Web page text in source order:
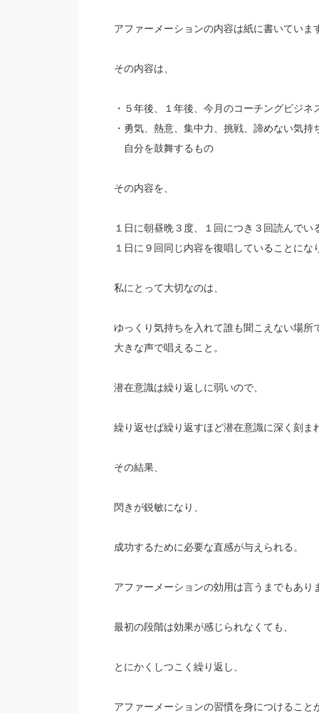
アファーメーションの内容は紙に書いていま
その内容は、
・５年後、１年後、今月のコーチングビジネ
・勇気、熱意、集中力、挑戦、諦めない気持
自分を鼓舞するもの
その内容を、
１日に朝昼晩３度、１回につき３回読んでい
１日に９回同じ内容を復唱していることにな
私にとって大切なのは、
ゆっくり気持ちを入れて誰も聞こえない場所
大きな声で唱えること。
潜在意識は繰り返しに弱いので、
繰り返せば繰り返すほど潜在意識に深く刻ま
その結果、
閃きが鋭敏になり、
成功するために必要な直感が与えられる。
アファーメーションの効用は言うまでもあり
最初の段階は効果が感じられなくても、
とにかくしつこく繰り返し、
アファーメーションの習慣を身につけること